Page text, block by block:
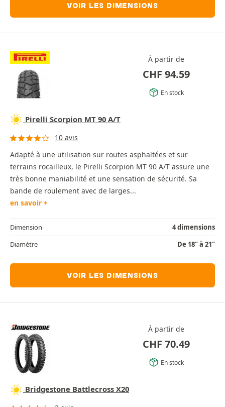
VOIR LES DIMENSIONS
À partir de
CHF 94.59
En stock
Pirelli Scorpion MT 90 A/T
10 avis
Adapté à une utilisation sur routes asphaltées et sur
terrains rocailleux, le Pirelli Scorpion MT 90 A/T assure une
très bonne maniabilité et une sensation de sécurité. Sa
bande de roulement avec de larges...
en savoir +
Dimension
4 dimensions
Diamètre
De 18" à 21"
VOIR LES DIMENSIONS
À partir de
CHF 70.49
En stock
Bridgestone Battlecross X20